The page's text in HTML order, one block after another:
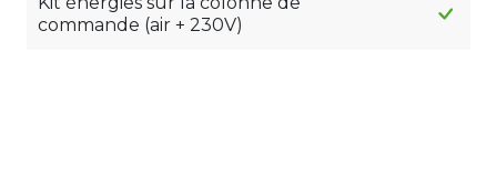
commande (air + 230V)